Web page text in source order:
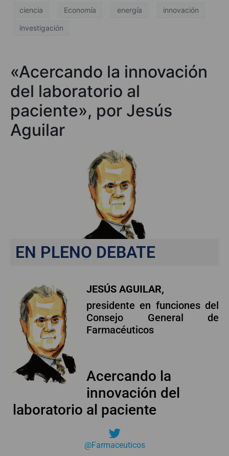
ciencia Economía energía innovación
investigación
«Acercando la innovación
del laboratorio al
paciente», por Jesús
Aguilar
EN PLENO DEBATE
JESÚS AGUILAR,
presidente en funciones del
Consejo General de
Farmacéuticos
Acercando la
innovación del
laboratorio al paciente
@Farmaceuticos